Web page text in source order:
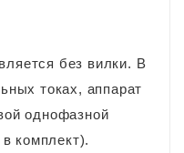
без вилки. В
токах, аппарат
однофазной
комплект).